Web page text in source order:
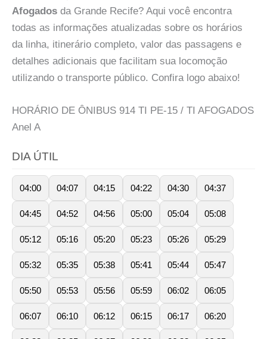
Afogados da Grande Recife? Aqui você encontra
todas as informações atualizadas sobre os horários
da linha, itinerário completo, valor das passagens e
detalhes adicionais que facilitam sua locomoção
utilizando o transporte público. Confira logo abaixo!
HORÁRIO DE ÔNIBUS 914 TI PE-15 / TI AFOGADOS
Anel A
DIA ÚTIL
04:00 04:07 04:15 04:22 04:30 04:37
04:45 04:52 04:56 05:00 05:04 05:08
05:12 05:16 05:20 05:23 05:26 05:29
05:32 05:35 05:38 05:41 05:44 05:47
05:50 05:53 05:56 05:59 06:02 06:05
06:07 06:10 06:12 06:15 06:17 06:20